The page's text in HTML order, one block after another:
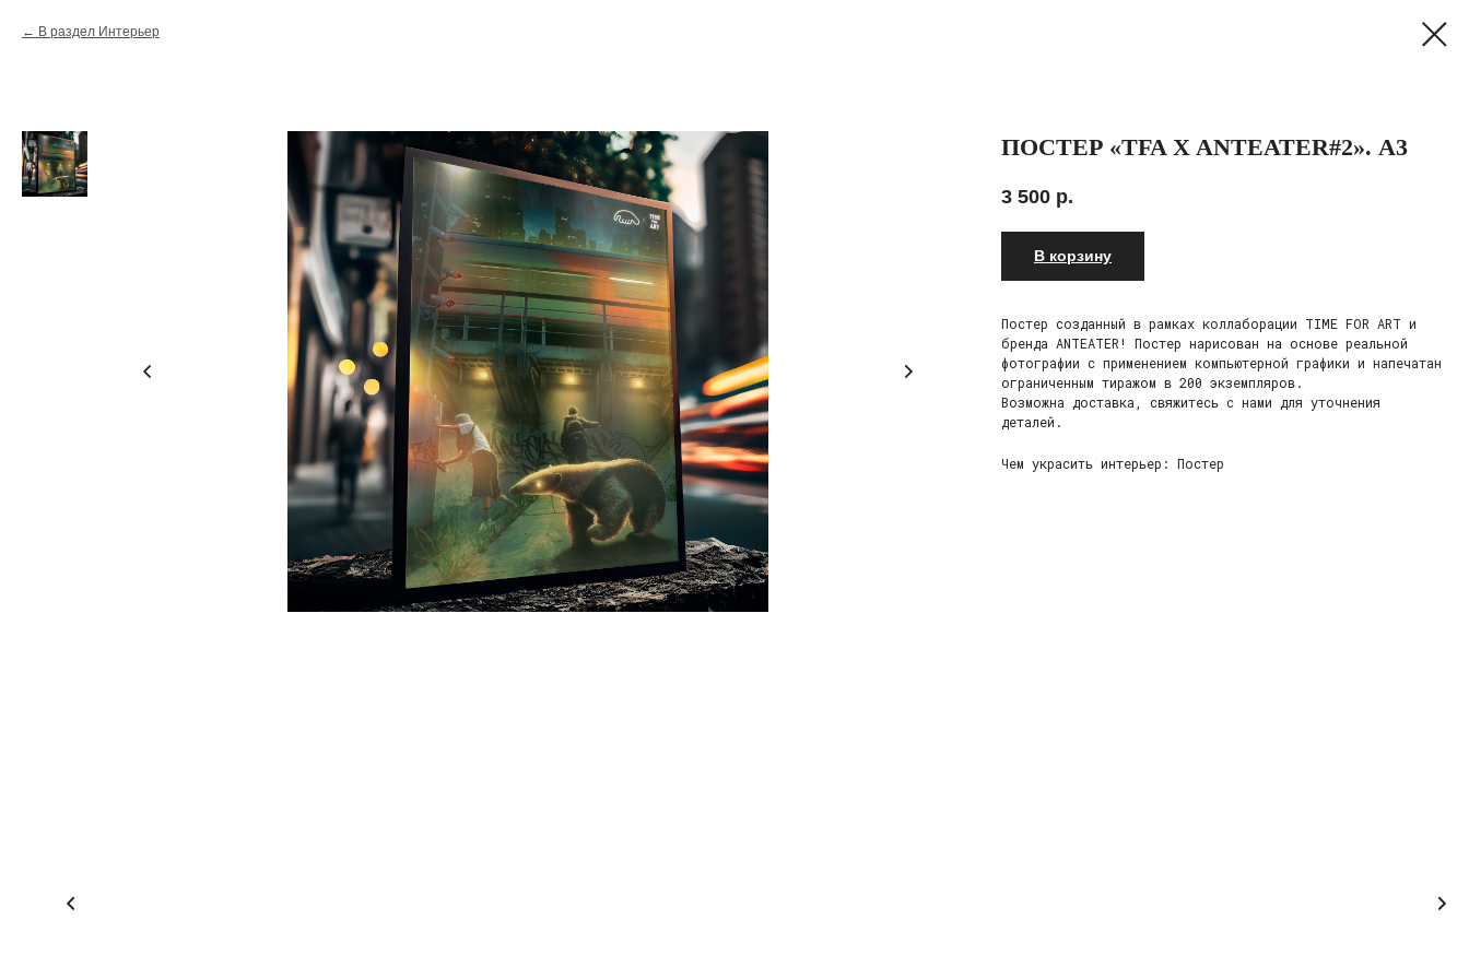
В раздел Интерьер
ПОСТЕР «TFA X ANTEATER#2». А3
3 500 р.
В корзину
Постер созданный в рамках коллаборации TIME FOR ART и
бренда ANTEATER! Постер нарисован на основе реальной
фотографии с применением компьютерной графики и напечатан
ограниченным тиражом в 200 экземпляров.
Возможна доставка, свяжитесь с нами для уточнения
деталей.
Чем украсить интерьер: Постер